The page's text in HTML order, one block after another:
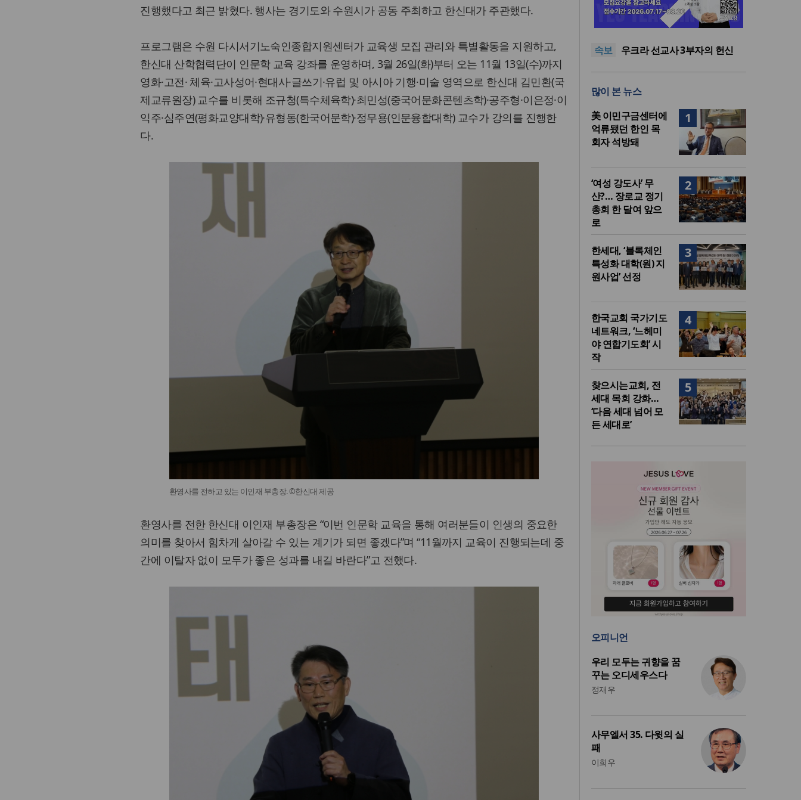
진행했다고 최근 밝혔다. 행사는 경기도와 수원시가 공동 주최하고 한신대가 주관했다.
프로그램은 수원 다시서기노숙인종합지원센터가 교육생 모집 관리와 특별활동을 지원하고,
한신대 산학협력단이 인문학 교육 강좌를 운영하며, 3월 26일(화)부터 오는 11월 13일(수)까지
영화·고전· 체육·고사성어·현대사·글쓰기·유럽 및 아시아 기행·미술 영역으로 한신대 김민환(국
제교류원장) 교수를 비롯해 조규청(특수체육학)·최민성(중국어문화콘텐츠학)·공주형·이은정·이
익주·심주연(평화교양대학)·유형동(한국어문학)·정무용(인문융합대학) 교수가 강의를 진행한
다.
환영사를 전하고 있는 이인재 부총장. ©한신대 제공
환영사를 전한 한신대 이인재 부총장은 “이번 인문학 교육을 통해 여러분들이 인생의 중요한
의미를 찾아서 힘차게 살아갈 수 있는 계기가 되면 좋겠다”며 “11월까지 교육이 진행되는데 중
간에 이탈자 없이 모두가 좋은 성과를 내길 바란다”고 전했다.
속보
인도 마하라슈트라주 개종 금
지법 시행… 기독교계 강력 반
올리벳대학교, 리버사이드 120
인… 장기 개발 기반 확보
한인 목회자 석방돼
우크라 선교사 3부자의 헌신
지법 시행… 기독교계 강력 반
올리벳대학교, 리버사이드 120
만 평 캠퍼스 부지 영구 사용 승
인… 장기 개발 기반 확보
많이 본 뉴스
1
美 이민구금센터에
억류됐던 한인 목
회자 석방돼
2
‘여성 강도사’ 무
산?… 장로교 정기
총회 한 달여 앞으
로
3
한세대, ‘블록체인
특성화 대학(원) 지
원사업’ 선정
4
한국교회 국가기도
네트워크, ‘느헤미
야 연합기도회’ 시
작
5
찾으시는교회, 전
세대 목회 강화…
‘다음 세대 넘어 모
든 세대로’
오피니언
우리 모두는 귀향을 꿈
꾸는 오디세우스다
정재우
사무엘서 35. 다윗의 실
패
이희우